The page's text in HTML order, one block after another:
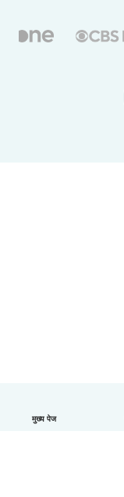
मुख्य पेज